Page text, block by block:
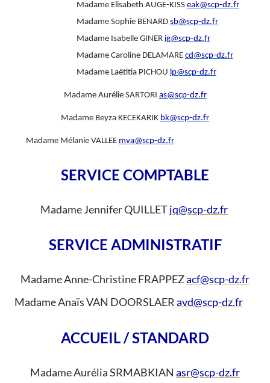
Madame Elisabeth AUGE-KISS eak@scp-dz.fr
Madame Sophie BENARD sb@scp-dz.fr
Madame Isabelle GINER ig@scp-dz.fr
Madame Caroline DELAMARE cd@scp-dz.fr
Madame Laëtitia PICHOU lp@scp-dz.fr
Madame Aurélie SARTORI as@scp-dz.fr
Madame Beyza KECEKARIK bk@scp-dz.fr
Madame Mélanie VALLEE mva@scp-dz.fr
SERVICE COMPTABLE
Madame Jennifer QUILLETjq@scp-dz.fr
SERVICE ADMINISTRATIF
Madame Anne-Christine FRAPPEZacf@scp-dz.fr
Madame Anaïs VAN DOORSLAERavd@scp-dz.fr
ACCUEIL / STANDARD
Madame Aurélia SRMABKIAN asr@scp-dz.fr